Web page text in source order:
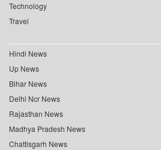
Technology
Travel
Hindi News
Up News
Bihar News
Delhi Ncr News
Rajasthan News
Madhya Pradesh News
Chattisgarh News